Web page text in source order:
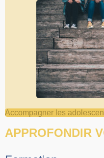
Accompagner les
APPROFONDIR